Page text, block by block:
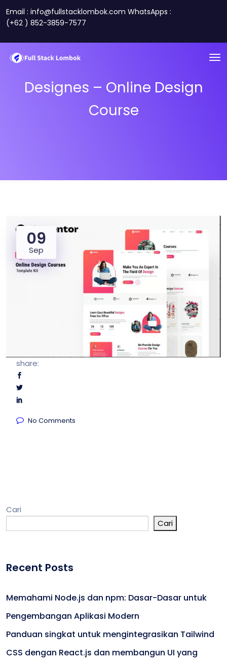
Email : info@fullstacklombok.com WhatsApps :
(+62 ) 852-3859-7577
Designes – Online Design
Course
09
Sep
share:
No Comments
Cari
Cari
Recent Posts
Memahami Node.js dan npm: Dasar-Dasar untuk
Pengembangan Aplikasi Modern
Panduan singkat untuk mengintegrasikan Tailwind
CSS dengan React.js dan membangun UI yang